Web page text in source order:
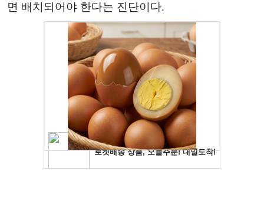
면 배치되어야 한다는 진단이다.